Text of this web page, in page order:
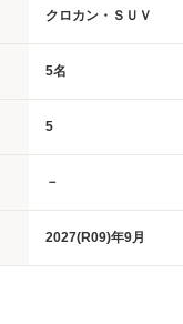
クロカン・ＳＵＶ
5名
5
－
2027(R09)年9月